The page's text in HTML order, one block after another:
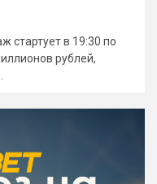
стартует в 19:30 по
рублей,